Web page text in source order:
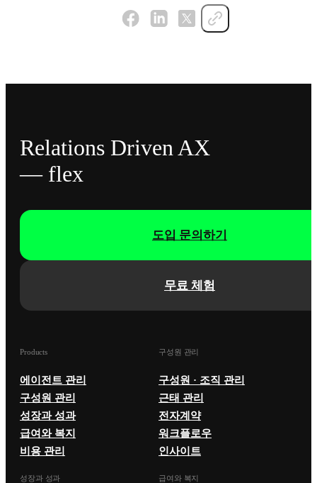
Relations Driven AX
— flex
무료 체험
도입 문의하기
Products
에이전트 관리
구성원 관리
성장과 성과
급여와 복지
비용 관리
구성원 관리
구성원 · 조직 관리
근태 관리
전자계약
워크플로우
인사이트
성장과 성과 급여와 복지